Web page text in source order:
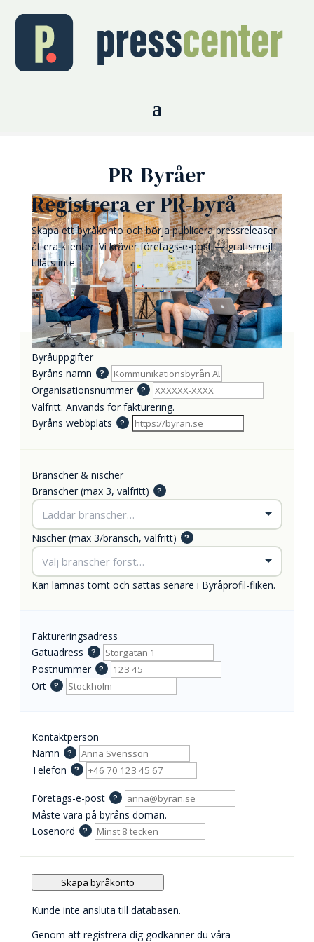
PR-Byråer
Registrera er PR-byrå
Skapa ett byråkonto och börja publicera pressreleaser
åt era klienter. Vi kräver företags-e-post — gratismejl
tillåts inte.
Byråuppgifter
Byråns namn
?
Organisationsnummer ?
Valfritt. Används för fakturering.
Byråns webbplats
?
Branscher & nischer
Branscher (max 3, valfritt)
?
Laddar branscher…
Nischer (max 3/bransch, valfritt) ?
Välj branscher först…
Kan lämnas tomt och sättas senare i Byråprofil-fliken.
Faktureringsadress
Gatuadress
?
Postnummer ?
Ort ?
Kontaktperson
Namn
?
Telefon ?
Företags-e-post ?
Måste vara på byråns domän.
Lösenord
?
Skapa byråkonto
Kunde inte ansluta till databasen.
Genom att registrera dig godkänner du våra